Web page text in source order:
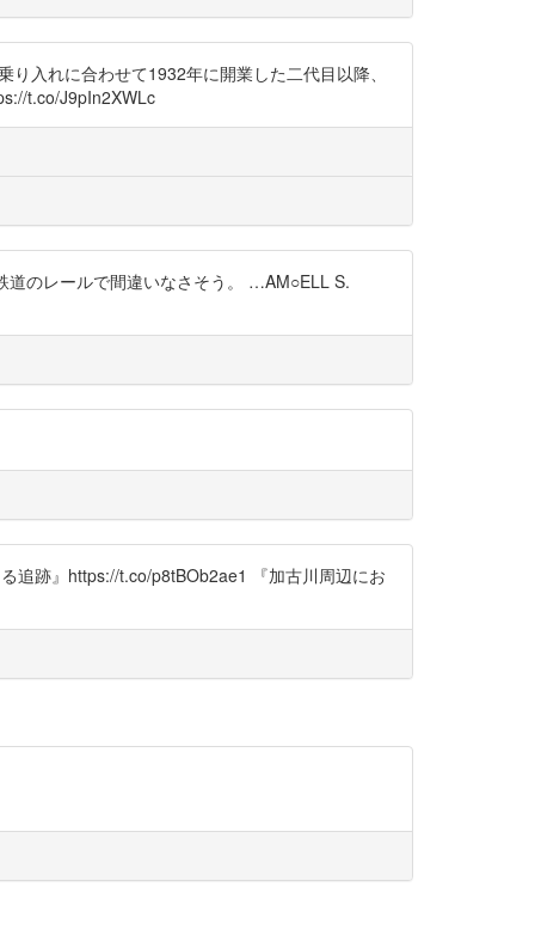
入れに合わせて1932年に開業した二代目以降、
t.co/J9pIn2XWLc
のレールで間違いなさそう。 …AM○ELL S.
追跡』https://t.co/p8tBOb2ae1 『加古川周辺にお